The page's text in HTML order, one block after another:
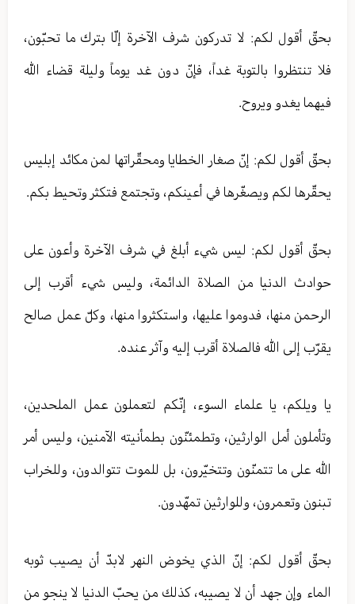
بحقّ أقول لكم: لا تدركون شرف الآخرة إلّا بترك ما تحبّون،
فلا تنتظروا بالتوبة غداً، فإنّ دون غد يوماً وليلة قضاء الله
فيهما يغدو ويروح.
بحقّ أقول لكم: إنّ صغار الخطايا ومحقّراتها لمن مكائد إبليس
يحقّرها لكم ويصغّرها في أعينكم، وتجتمع فتكثر وتحيط بكم.
بحقّ أقول لكم: ليس شيء أبلغ في شرف الآخرة وأعون على
حوادث الدنيا من الصلاة الدائمة، وليس شيء أقرب إلى
الرحمن منها، فدوموا عليها، واستكثروا منها، وكلّ عمل صالح
يقرّب إلى الله فالصلاة أقرب إليه وآثر عنده.
يا ويلكم، يا علماء السوء، إنّكم لتعملون عمل الملحدين،
وتأملون أمل الوارثين، وتطمئنّون بطمأنيته الآمنين، وليس أمر
الله على ما تتمنّون وتتخيّرون، بل للموت تتوالدون، وللخراب
تبنون وتعمرون، وللوارثين تمهّدون.
بحقّ أقول لكم: إنّ الذي يخوض النهر لابدّ أن يصيب ثوبه
الماء وإن جهد أن لا يصيبه، كذلك من يحبّ الدنيا لا ينجو من